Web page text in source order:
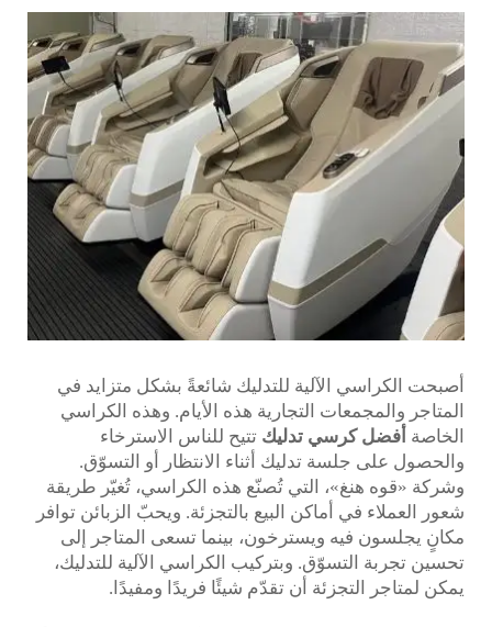
أصبحت الكراسي الآلية للتدليك شائعةً بشكل متزايد في
المتاجر والمجمعات التجارية هذه الأيام. وهذه الكراسي
الخاصة أفضل كرسي تدليك تتيح للناس الاسترخاء
والحصول على جلسة تدليك أثناء الانتظار أو التسوّق.
وشركة «قوه هنغ»، التي تُصنّع هذه الكراسي، تُغيّر طريقة
شعور العملاء في أماكن البيع بالتجزئة. ويحبّ الزبائن توافر
مكانٍ يجلسون فيه ويسترخون، بينما تسعى المتاجر إلى
تحسين تجربة التسوّق. وبتركيب الكراسي الآلية للتدليك،
يمكن لمتاجر التجزئة أن تقدّم شيئًا فريدًا ومفيدًا.